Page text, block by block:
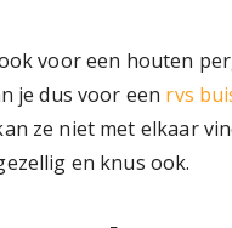
voor een houten
je dus voor een rvs
ze niet met elkaar
en knus ook.